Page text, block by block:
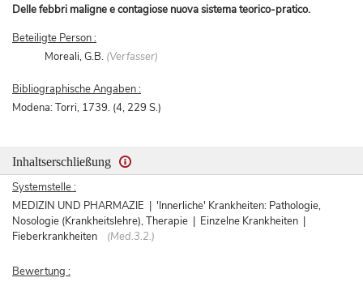
Delle febbri maligne e contagiose nuova sistema teorico-pratico.
Beteiligte Person :
Moreali, G.B. (Verfasser)
Bibliographische Angaben :
Modena: Torri, 1739. (4, 229 S.)
Inhaltserschließung
Systemstelle :
MEDIZIN UND PHARMAZIE | 'Innerliche' Krankheiten: Pathologie,
Nosologie (Krankheitslehre), Therapie | Einzelne Krankheiten |
Fieberkrankheiten
(Med.3.2.)
Bewertung :